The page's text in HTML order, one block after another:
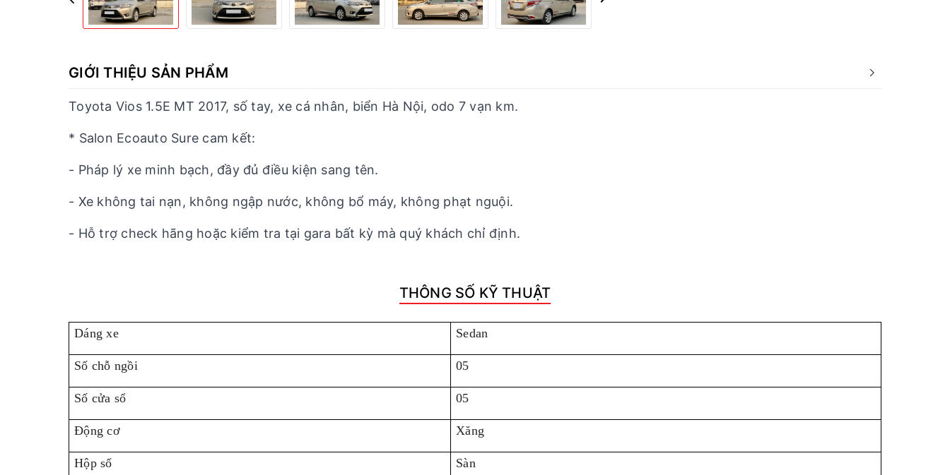
GIỚI THIỆU SẢN PHẨM
Toyota Vios 1.5E MT 2017, số tay, xe cá nhân, biển Hà Nội, odo 7 vạn km.
* Salon Ecoauto Sure cam kết:
- Pháp lý xe minh bạch, đầy đủ điều kiện sang tên.
- Xe không tai nạn, không ngập nước, không bổ máy, không phạt nguội.
- Hỗ trợ check hãng hoặc kiểm tra tại gara bất kỳ mà quý khách chỉ định.
THÔNG SỐ KỸ THUẬT
Dáng xe Sedan
Số chỗ ngồi 05
Số cửa sổ 05
Động cơ Xăng
Hộp số Sàn